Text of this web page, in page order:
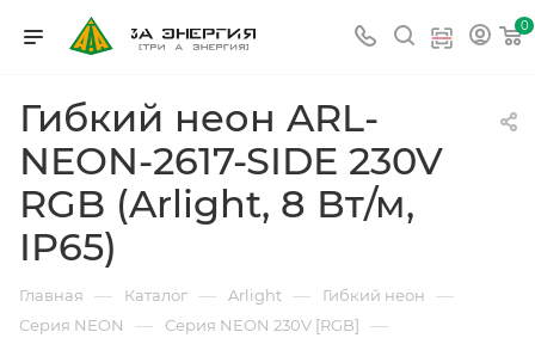
0
Гибкий неон ARL-
NEON-2617-SIDE 230V
RGB (Arlight, 8 Вт/м,
IP65)
Главная — Каталог — Arlight — Гибкий неон —
Серия NEON — Серия NEON 230V [RGB] —